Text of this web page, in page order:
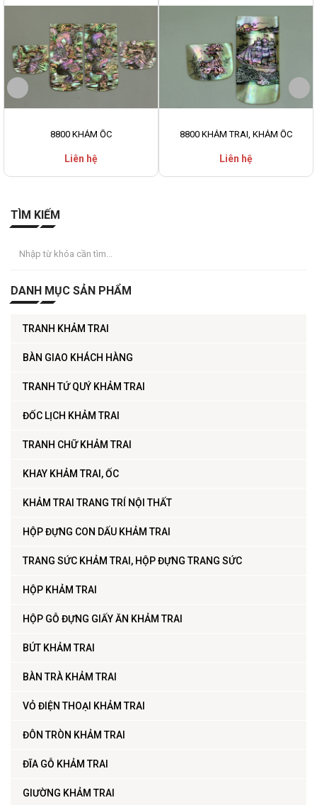
8800 KHẢM ỐC
Liên hệ
8800 KHẢM TRAI, KHẢM ỐC
Liên hệ
TÌM KIẾM
DANH MỤC SẢN PHẨM
TRANH KHẢM TRAI
BÀN GIAO KHÁCH HÀNG
TRANH TỨ QUÝ KHẢM TRAI
ĐỐC LỊCH KHẢM TRAI
TRANH CHỮ KHẢM TRAI
KHAY KHẢM TRAI, ỐC
KHẢM TRAI TRANG TRÍ NỘI THẤT
HỘP ĐỰNG CON DẤU KHẢM TRAI
TRANG SỨC KHẢM TRAI, HỘP ĐỰNG TRANG SỨC
HỘP KHẢM TRAI
HỘP GỖ ĐỰNG GIẤY ĂN KHẢM TRAI
BÚT KHẢM TRAI
BÀN TRÀ KHẢM TRAI
VỎ ĐIỆN THOẠI KHẢM TRAI
ĐÔN TRÒN KHẢM TRAI
ĐĨA GỖ KHẢM TRAI
GIƯỜNG KHẢM TRAI